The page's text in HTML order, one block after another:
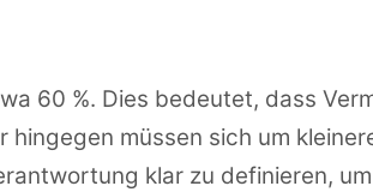
60 %. Dies bedeutet, dass
müssen sich um
klar zu definieren,